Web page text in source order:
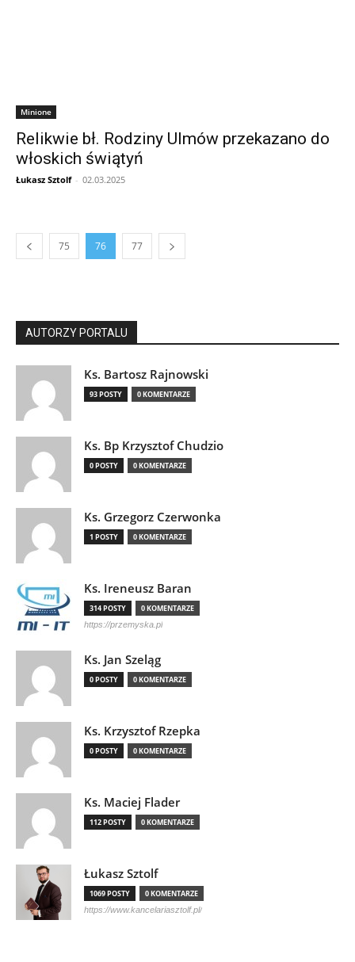
Minione
Relikwie bł. Rodziny Ulmów przekazano do
włoskich świątyń
Łukasz Sztolf - 02.03.2025
75 76 77
AUTORZY PORTALU
Ks. Bartosz Rajnowski
93 POSTY 0 KOMENTARZE
Ks. Bp Krzysztof Chudzio
0 POSTY 0 KOMENTARZE
Ks. Grzegorz Czerwonka
1 POSTY 0 KOMENTARZE
Ks. Ireneusz Baran
314 POSTY 0 KOMENTARZE
https://przemyska.pl
Ks. Jan Szeląg
0 POSTY 0 KOMENTARZE
Ks. Krzysztof Rzepka
0 POSTY 0 KOMENTARZE
Ks. Maciej Flader
112 POSTY 0 KOMENTARZE
Łukasz Sztolf
1069 POSTY 0 KOMENTARZE
https://www.kancelariasztolf.pl/